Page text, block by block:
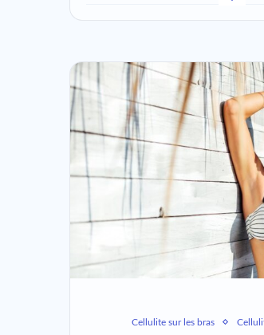
Cellulite sur les bras